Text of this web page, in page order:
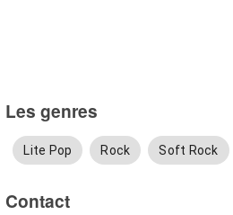
Les genres
Lite Pop Rock Soft Rock
Contact